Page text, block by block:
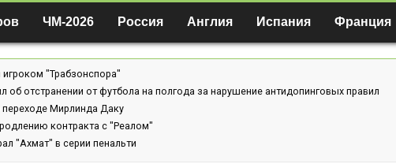
ЧМ-2026 Россия Англия Испания Франция
"Трабзонспора"
об отстранении от футбола на полгода за нарушение антидопинговых правил
переходе Мирлинда Даку
контракта с "Реалом"
"Ахмат" в серии пенальти